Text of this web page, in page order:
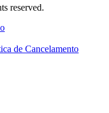
reserved.
de Cancelamento